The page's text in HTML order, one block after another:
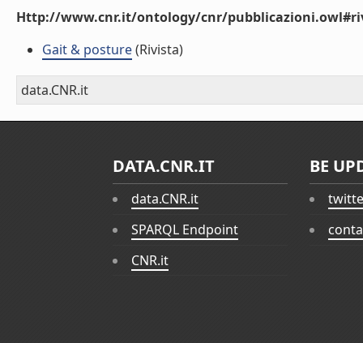
Http://www.cnr.it/ontology/cnr/
Gait & posture(Rivista)
data.CNR.it
DATA.CNR.IT
data.CNR.it
SPARQL Endpoint
CNR.it
BE